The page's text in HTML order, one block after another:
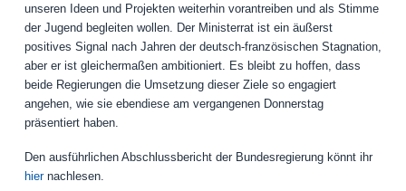
unseren Ideen und Projekten weiterhin vorantreiben und als Stimme
der Jugend begleiten wollen. Der Ministerrat ist ein äußerst
positives Signal nach Jahren der deutsch-französischen Stagnation,
aber er ist gleichermaßen ambitioniert. Es bleibt zu hoffen, dass
beide Regierungen die Umsetzung dieser Ziele so engagiert
angehen, wie sie ebendiese am vergangenen Donnerstag
präsentiert haben.
Den ausführlichen Abschlussbericht der Bundesregierung könnt ihr
hiernachlesen.